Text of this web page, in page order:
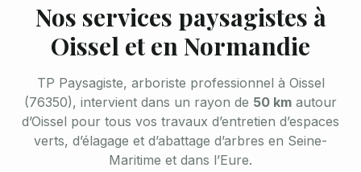
Nos services paysagistes à
Oissel et en Normandie
TP Paysagiste, arboriste professionnel à Oissel
(76350), intervient dans un rayon de 50 km autour
d’Oissel pour tous vos travaux d’entretien d’espaces
verts, d’élagage et d’abattage d’arbres en Seine-
Maritime et dans l’Eure.